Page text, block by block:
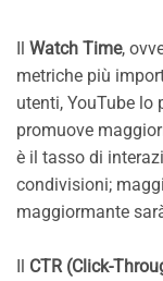
Il Watch Time,
metriche più
utenti, YouTube lo
promuove
è il tasso di
condivisioni;
maggiormante
Il CTR (Click-